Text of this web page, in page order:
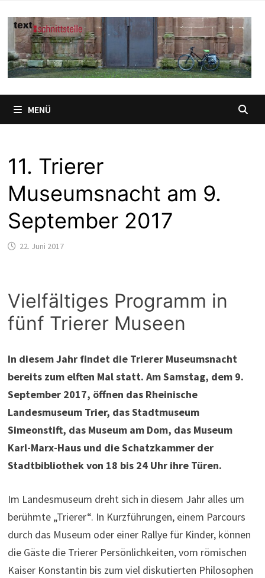
Inhalt
springen
MENÜ
11. Trierer
Museumsnacht am 9.
September 2017
22. Juni 2017
Vielfältiges Programm in
fünf Trierer Museen
In diesem Jahr findet die Trierer Museumsnacht
bereits zum elften Mal statt. Am Samstag, dem 9.
September 2017, öffnen das Rheinische
Landesmuseum Trier, das Stadtmuseum
Simeonstift, das Museum am Dom, das Museum
Karl-Marx-Haus und die Schatzkammer der
Stadtbibliothek von 18 bis 24 Uhr ihre Türen.
Im Landesmuseum dreht sich in diesem Jahr alles um
berühmte „Trierer“. In Kurzführungen, einem Parcours
durch das Museum oder einer Rallye für Kinder, können
die Gäste die Trierer Persönlichkeiten, vom römischen
Kaiser Konstantin bis zum viel diskutierten Philosophen